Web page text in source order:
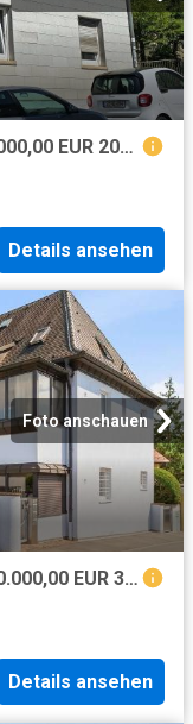
Haus zum Kaufen in Stuttgart 498.000,00 EUR 200 m²
Details ansehen
Foto anschauen
Haus zum Kaufen in Stuttgart 1.490.000,00 EUR 361.69 m²
Details ansehen